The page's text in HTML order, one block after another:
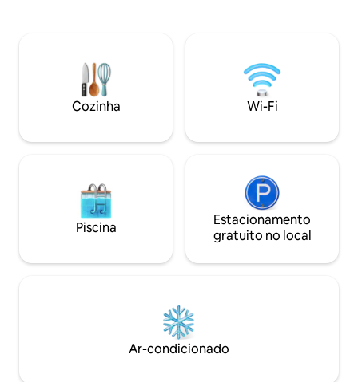
móveis de pátio, redes e uma
churrasqueira. Lá fora, no jardim, você
pode encontrar jacuzzi e sauna abertos
o ano todo para uso exclusivo dos
natureza, cuida
Você encontrará
Foi criado a partir
camping, em
Cozinha Wi-Fi
Piscina
Estacionamento
gratuito no local
Ar-condicionado